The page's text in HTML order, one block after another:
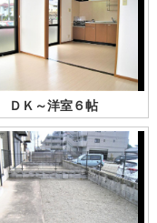
ＤＫ～洋室６帖